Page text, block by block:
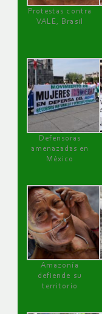
Protestas contra
VALE, Brasil
Defensoras
amenazadas en
México
Amazonía
defiende su
territorio